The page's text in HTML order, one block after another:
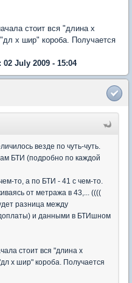
стоит вся "длина х
х шир" короба. Получается
July 2009 - 15:04
везде по чуть-чуть.
БТИ (подробно по каждой
то, а по БТИ - 41 с чем-то.
от метража в 43,... ((((
разница между
и данными в БТИшном
стоит вся "длина х
х шир" короба. Получается